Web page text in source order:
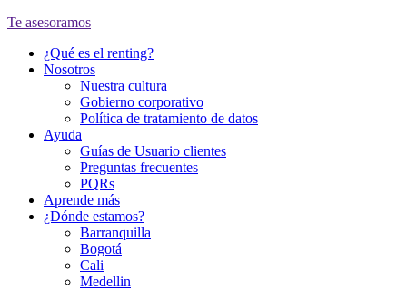
Te asesoramos
¿Qué es el renting?
Nosotros
Nuestra cultura
Gobierno corporativo
Política de tratamiento de datos
Ayuda
Guías de Usuario clientes
Preguntas frecuentes
PQRs
Aprende más
¿Dónde estamos?
Barranquilla
Bogotá
Cali
Medellin